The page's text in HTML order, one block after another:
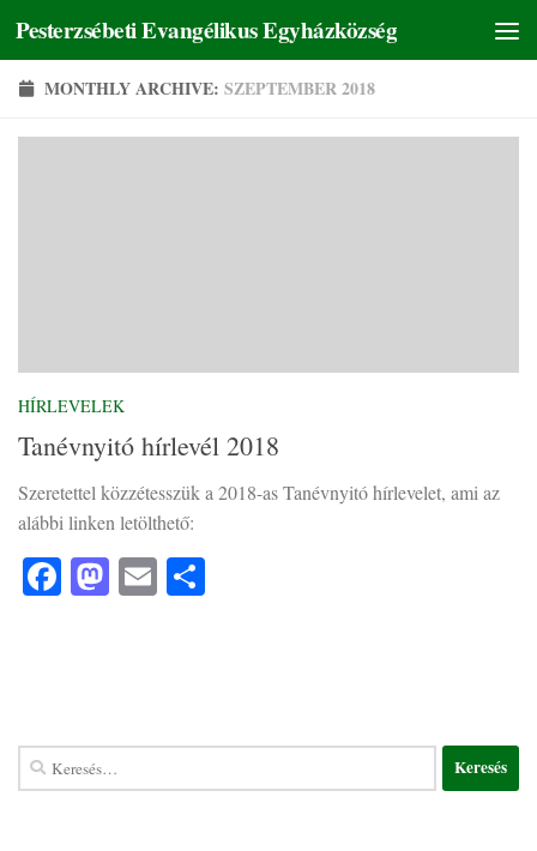
Skip to content
Pesterzsébeti Evangélikus Egyházközség
MONTHLY ARCHIVE: SZEPTEMBER 2018
HÍRLEVELEK
Tanévnyitó hírlevél 2018
Szeretettel közzétesszük a 2018-as Tanévnyitó hírlevelet, ami az
alábbi linken letölthető:
Facebook
Mastodon
Email